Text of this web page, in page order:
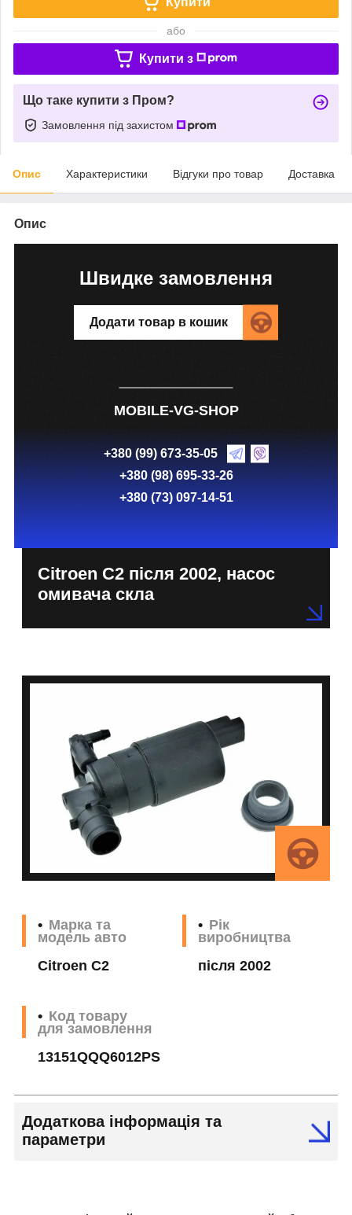
або
Купити з
Що таке купити з Пром?
Замовлення під захистом
Опис Характеристики Відгуки про товар Доставка
Опис
Швидке замовлення
Додати товар в кошик
MOBILE-VG-SHOP
+380 (99) 673-35-05
+380 (98) 695-33-26
+380 (73) 097-14-51
Citroen C2 після 2002, насос
омивача скла
Марка та
модель авто
Citroen C2
Рік
виробництва
після 2002
Код товару
для замовлення
13151QQQ6012PS
Додаткова інформація та
параметри